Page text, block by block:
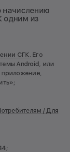
начислению
одним из
СГК. Его
Android, или
приложение,
/ Для